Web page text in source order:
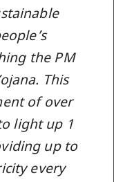
the PM
This
of over
light up 1
up to
every